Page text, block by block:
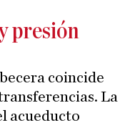
presión
coincide
La
acueducto